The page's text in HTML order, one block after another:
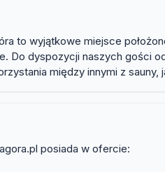
to wyjątkowe miejsce
Do dyspozycji naszych gości
między innymi z
posiada w ofercie: